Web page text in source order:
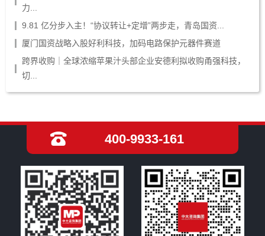
力...
9.81 亿分步入主！“协议转让+定增”两步走，青岛国资...
厦门国资战略入股好利科技，加码电路保护元器件赛道
跨界收购｜全球浓缩苹果汁头部企业安德利拟收购甬强科技，
切...
400-9933-161